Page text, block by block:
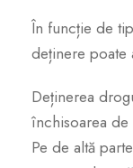
În funcție de
deținere poate
Deținerea
închisoarea de
Pe de altă